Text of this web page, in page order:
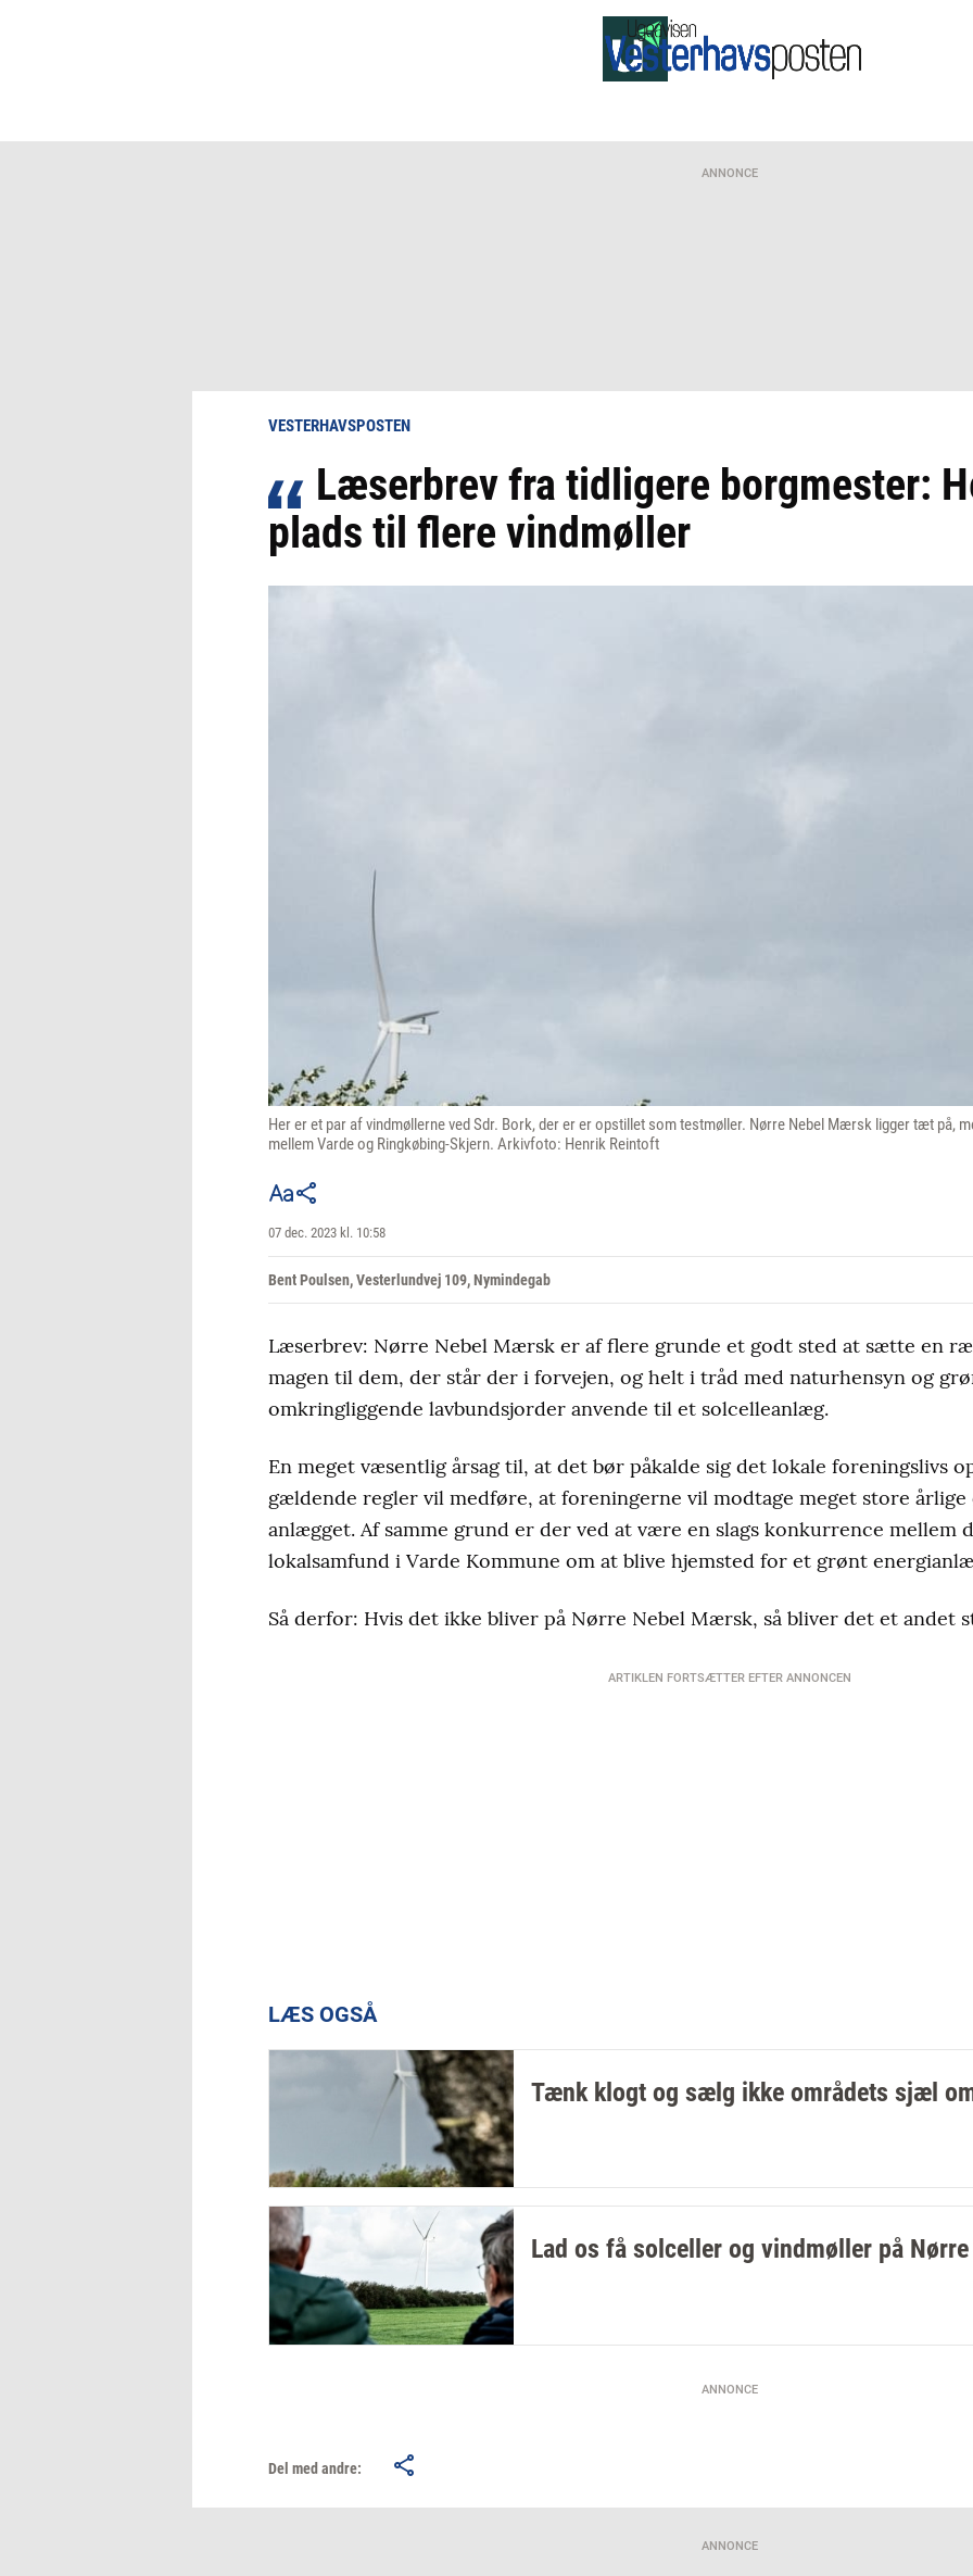
ANNONCE
VESTERHAVSPOSTEN
Læserbrev fra tidligere borgmester:
plads til flere vindmøller
Her er et par af vindmøllerne ved Sdr. Bork, der er er opstillet som testmøller. Nørre Nebel Mærsk ligger tæt på,
mellem Varde og Ringkøbing-Skjern. Arkivfoto: Henrik Reintoft
07 dec. 2023 kl. 10:58
Bent Poulsen, Vesterlundvej 109, Nymindegab
Læserbrev: Nørre Nebel Mærsk er af flere grunde et godt sted at sætte en
magen til dem, der står der i forvejen, og helt i tråd med naturhensyn og
omkringliggende lavbundsjorder anvende til et solcelleanlæg.
En meget væsentlig årsag til, at det bør påkalde sig det lokale foreningslivs
gældende regler vil medføre, at foreningerne vil modtage meget store
anlægget. Af samme grund er der ved at være en slags konkurrence mellem
lokalsamfund i Varde Kommune om at blive hjemsted for et grønt
Så derfor: Hvis det ikke bliver på Nørre Nebel Mærsk, så bliver det et andet
ARTIKLEN FORTSÆTTER EFTER ANNONCEN
LÆS OGSÅ
Tænk klogt og sælg ikke områdets sjæl
Lad os få solceller og vindmøller på
ANNONCE
Del med andre:
ANNONCE